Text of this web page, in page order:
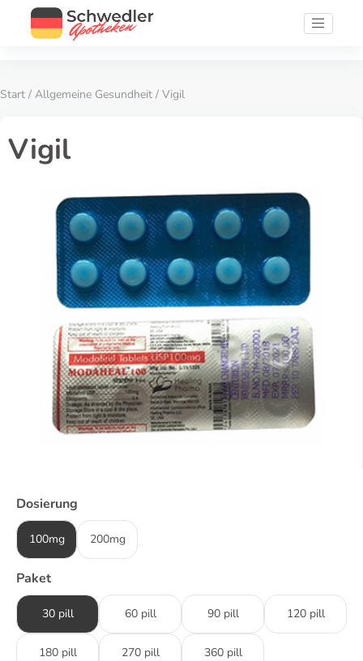
Start / Allgemeine Gesundheit / Vigil
Vigil
Dosierung
100mg 200mg
Paket
30 pill 60 pill 90 pill 120 pill
180 pill 270 pill 360 pill